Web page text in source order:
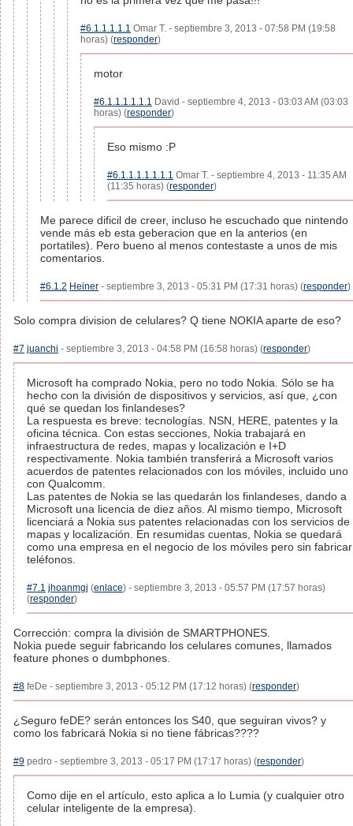
#6.1.1.1.1.1 Omar T. - septiembre 3, 2013 - 07:58 PM (19:58
horas) (responder)
motor
#6.1.1.1.1.1.1 David - septiembre 4, 2013 - 03:03 AM (03:03
horas) (responder)
Eso mismo :P
#6.1.1.1.1.1.1.1 Omar T. - septiembre 4, 2013 - 11:35 AM
(11:35 horas) (responder)
Me parece dificil de creer, incluso he escuchado que nintendo
vende más eb esta geberacion que en la anterios (en
portatiles). Pero bueno al menos contestaste a unos de mis
comentarios.
#6.1.2 Heiner - septiembre 3, 2013 - 05:31 PM (17:31 horas) (responder)
Solo compra division de celulares? Q tiene NOKIA aparte de eso?
#7 juanchi - septiembre 3, 2013 - 04:58 PM (16:58 horas) (responder)
Microsoft ha comprado Nokia, pero no todo Nokia. Sólo se ha
hecho con la división de dispositivos y servicios, así que, ¿con
qué se quedan los finlandeses?
La respuesta es breve: tecnologías. NSN, HERE, patentes y la
oficina técnica. Con estas secciones, Nokia trabajará en
infraestructura de redes, mapas y localización e I+D
respectivamente. Nokia también transferirá a Microsoft varios
acuerdos de patentes relacionados con los móviles, incluido uno
con Qualcomm.
Las patentes de Nokia se las quedarán los finlandeses, dando a
Microsoft una licencia de diez años. Al mismo tiempo, Microsoft
licenciará a Nokia sus patentes relacionadas con los servicios de
mapas y localización. En resumidas cuentas, Nokia se quedará
como una empresa en el negocio de los móviles pero sin fabricar
teléfonos.
#7.1 jhoanmgj (enlace) - septiembre 3, 2013 - 05:57 PM (17:57 horas)
(responder)
Corrección: compra la división de SMARTPHONES.
Nokia puede seguir fabricando los celulares comunes, llamados
feature phones o dumbphones.
#8 feDe - septiembre 3, 2013 - 05:12 PM (17:12 horas) (responder)
¿Seguro feDE? serán entonces los S40, que seguiran vivos? y
como los fabricará Nokia si no tiene fábricas????
#9 pedro - septiembre 3, 2013 - 05:17 PM (17:17 horas) (responder)
Como dije en el artículo, esto aplica a lo Lumia (y cualquier otro
celular inteligente de la empresa).